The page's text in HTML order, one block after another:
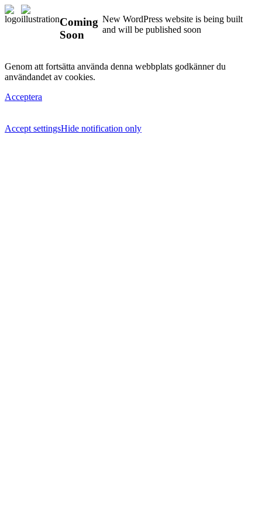
Coming
Soon
New WordPress website is being built
and will be published soon
Genom att fortsätta använda denna webbplats godkänner du
användandet av cookies.
Acceptera
Accept settingsHide notification only